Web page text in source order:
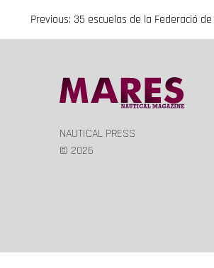
Navegación
entradas
Previous: 35 escuelas de la Federació
NAUTICAL PRESS
© 2026